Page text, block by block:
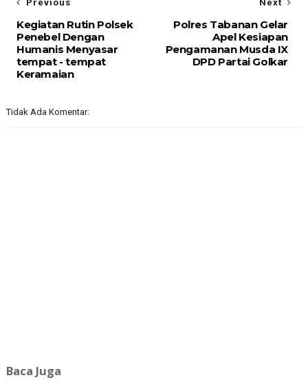
Next
Polres Tabanan Gelar
Apel Kesiapan
Pengamanan Musda IX
DPD Partai Golkar
Previous
Kegiatan Rutin Polsek
Penebel Dengan
Humanis Menyasar
tempat - tempat
Keramaian
Tidak Ada Komentar:
Baca Juga